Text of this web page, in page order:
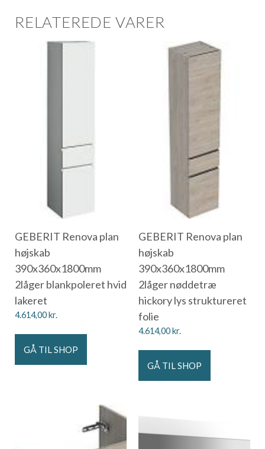
RELATEREDE VARER
GEBERIT Renova plan
højskab
390x360x1800mm
2låger blankpoleret hvid
lakeret
4.614,00kr.
GÅ TIL SHOP
GEBERIT Renova plan
højskab
390x360x1800mm
2låger nøddetræ
hickory lys struktureret
folie
4.614,00kr.
GÅ TIL SHOP